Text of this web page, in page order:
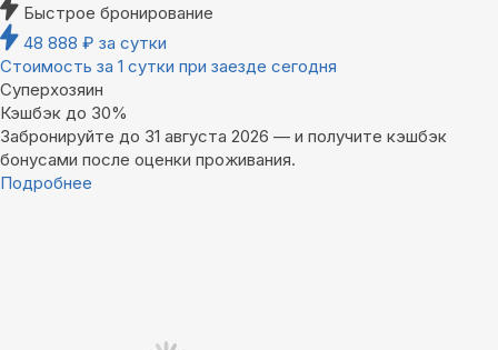
Быстрое бронирование
48 888 ₽ за сутки
Стоимость за 1 сутки при заезде сегодня
Суперхозяин
Кэшбэк до 30%
Забронируйте до 31 августа 2026 — и получите кэшбэк
бонусами после оценки проживания.
Подробнее